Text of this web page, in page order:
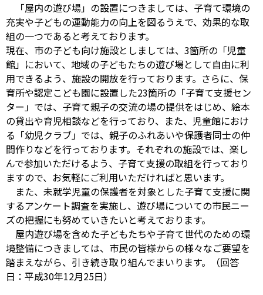
「屋内の遊び場」の設置につきましては、子育て環境の
充実や子どもの運動能力の向上を図るうえで、効果的な取
組の一つであると考えております。
現在、市の子ども向け施設としましては、3箇所の「児童
館」において、地域の子どもたちの遊び場として自由に利
用できるよう、施設の開放を行っております。さらに、保
育所や認定こども園に設置した23箇所の「子育て支援セン
ター」では、子育て親子の交流の場の提供をはじめ、絵本
の貸出や育児相談などを行っており、また、児童館におけ
る「幼児クラブ」では、親子のふれあいや保護者同士の仲
間作りなどを行っております。それぞれの施設では、楽し
んで参加いただけるよう、子育て支援の取組を行っており
ますので、お気軽にご利用いただければと思います。
また、未就学児童の保護者を対象とした子育て支援に関
するアンケート調査を実施し、遊び場についての市民ニー
ズの把握にも努めていきたいと考えております。
屋内遊び場を含めた子どもたちや子育て世代のための環
境整備につきましては、市民の皆様からの様々なご要望を
踏まえながら、引き続き取り組んでまいります。（回答
日：平成30年12月25日）